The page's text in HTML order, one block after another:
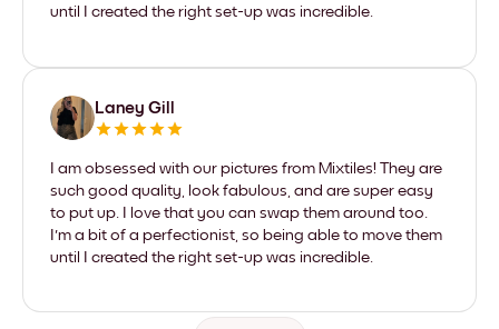
until I created the right set-up was incredible.
Laney Gill
I am obsessed with our pictures from Mixtiles! They are
such good quality, look fabulous, and are super easy
to put up. I love that you can swap them around too.
I'm a bit of a perfectionist, so being able to move them
until I created the right set-up was incredible.